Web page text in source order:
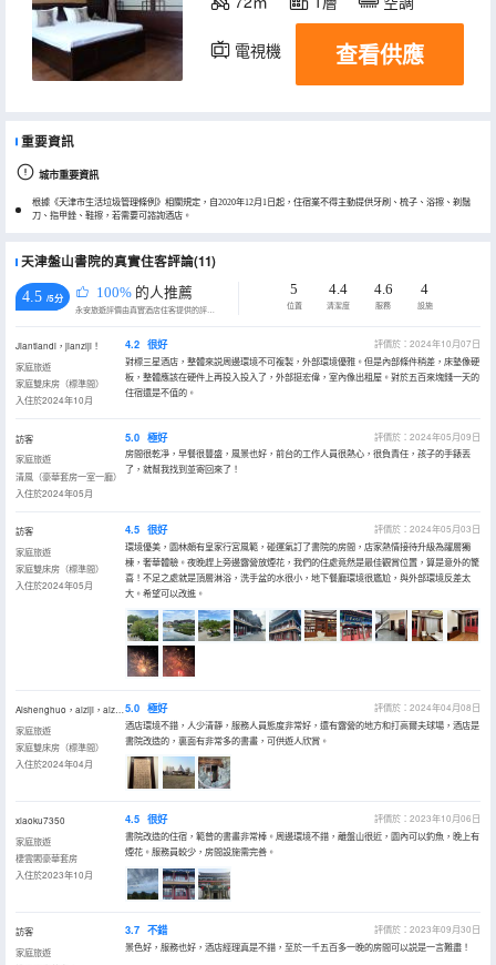
電視機 查看供應
重要資訊
城市重要資訊
根據《天津市生活垃圾管理條例》相關規定，自2020年12月1日起，住宿業不得主動提供牙刷、梳子、浴擦、剃鬚
刀、指甲銼、鞋擦，若需要可諮詢酒店。
天津盤山書院的真實住客評論(11)
4.5 /5分 100% 的人推薦
永安旅遊評價由真實酒店住客提供的評價。
5
位置
4.4
清潔度
4.6
服務
4
設施
Jiantiandi，jianziji！
家庭旅遊
家庭雙床房（標準間）
入住於2024年10月
4.2 很好
評價於：2024年10月07日
對標三星酒店，整體來説周邊環境不可複製，外部環境優雅。但是內部條件稍差，床墊像硬
板，整體應該在硬件上再投入投入了，外部挺宏偉，室內像出租屋。對於五百來塊錢一天的
住宿還是不值的。
訪客
家庭旅遊
清風（豪華套房一室一廳）
入住於2024年05月
5.0 極好
評價於：2024年05月09日
房間很乾凈，早餐很豐盛，風景也好，前台的工作人員很熱心，很負責任，孩子的手錶丟
了，就幫我找到並寄回來了！
訪客
家庭旅遊
家庭雙床房（標準間）
入住於2024年05月
4.5 很好
評價於：2024年05月03日
環境優美，園林頗有皇家行宮風範，碰運氣訂了書院的房間，店家熱情接待升級為躍層獨
棟，奢華體驗。夜晚趕上旁邊露營放煙花，我們的住處竟然是最佳觀賞位置，算是意外的驚
喜！不足之處就是頂層淋浴，洗手盆的水很小，地下餐廳環境很尷尬，與外部環境反差太
大。希望可以改進。
Aishenghuo，aiziji，aiziran
家庭旅遊
家庭雙床房（標準間）
入住於2024年04月
5.0 極好
評價於：2024年04月08日
酒店環境不錯，人少清靜，服務人員態度非常好，還有露營的地方和打高爾夫球場，酒店是
書院改造的，裏面有非常多的書畫，可供遊人欣賞。
xiaoku7350
家庭旅遊
棲雲閣豪華套房
入住於2023年10月
4.5 很好
評價於：2023年10月06日
書院改造的住宿，範曾的書畫非常棒。周邊環境不錯，離盤山很近，園內可以釣魚，晚上有
煙花。服務員較少，房間設施需完善。
訪客
家庭旅遊
3.7 不錯
評價於：2023年09月30日
景色好，服務也好，酒店經理真是不錯，至於一千五百多一晚的房間可以説是一言難盡！